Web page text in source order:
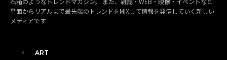
平面からリアルまで最先端のトレンドをMIXして情報を発信していく新しい
メディアです
ART